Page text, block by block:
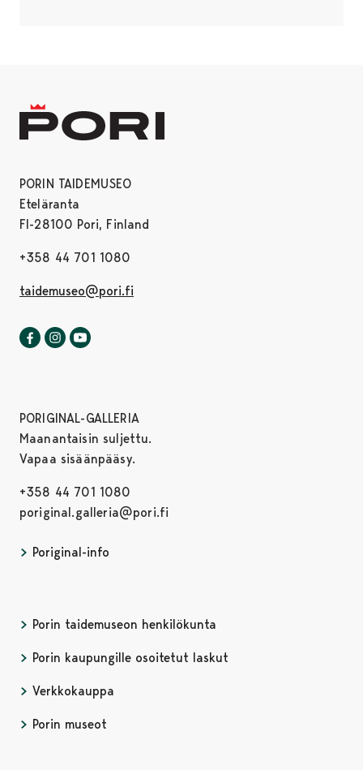
PORIN TAIDEMUSEO
Eteläranta
FI-28100 Pori, Finland
+358 44 701 1080
taidemuseo@pori.fi
Porin taidemuseo Facebookissa
Avautuu uudessa välilehdessä
Porin taidemuseo Instagrammissa
Avautuu uudessa välilehdessä
PORIGINAL-GALLERIA
Maanantaisin suljettu.
Vapaa sisäänpääsy.
+358 44 701 1080
poriginal.galleria@pori.fi
Poriginal-info
Porin taidemuseon henkilökunta
Porin kaupungille osoitetut laskut
Verkkokauppa
Porin museot